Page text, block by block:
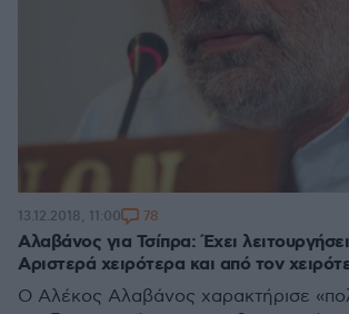
Αλαβάνος για Τσίπρα: Έχει
Αριστερά χειρότερα και από τον
Ο Αλέκος Αλαβάνος χαρακτήρισε
13.12.2018, 11:00 78